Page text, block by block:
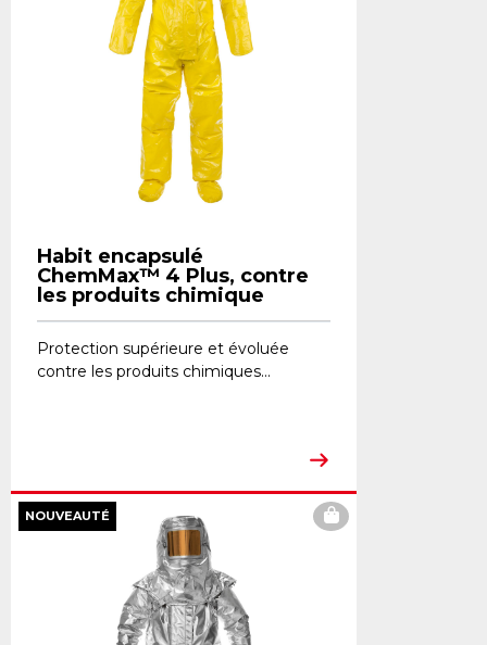
Habit encapsulé
ChemMax™ 4 Plus, contre
les produits chimique
Protection supérieure et évoluée
contre les produits chimiques...
NOUVEAUTÉ